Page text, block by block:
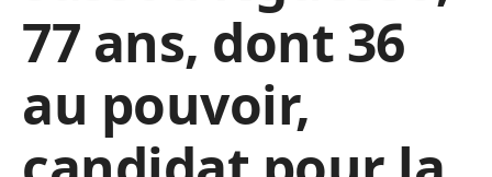
77 ans, dont 36
au pouvoir,